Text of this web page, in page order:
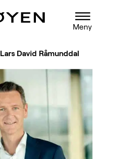
Meny
Lars David Råmunddal